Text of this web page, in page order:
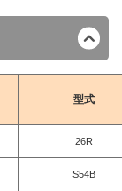
型式
26R
S54B